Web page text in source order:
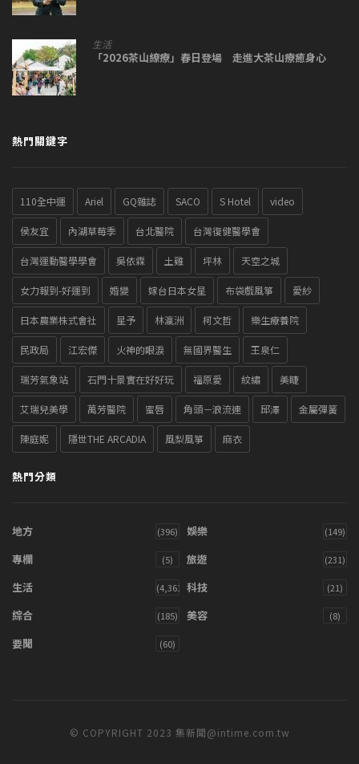
生活
「2026茶山繚療」春日登場 走進大茶山療癒身心
熱門關鍵字
110全中運 Ariel GQ雜誌 SACO S Hotel video
侯友宜 內湖草莓季 台北醫院 台灣復健醫學會
台灣運動醫學學會 吳依霖 土雞 坪林 天空之城
女力報到-好運到 婚變 嫁台日本女星 布袋戲風箏 愛紗
日本農業株式會社 星予 林瀛洲 柯文哲 樂生療養院
民政局 江宏傑 火神的眼淚 無國界醫生 王泉仁
瑞芳氣象站 石門十景實在好好玩 福原愛 紋繡 美睫
艾瑞兒美學 萬芳醫院 蜜唇 角頭－浪流連 邱澤 金屬彈簧
陳庭妮 隱世THE ARCADIA 風梨風箏 麻衣
熱門分類
地方 (396) 娛樂 (149)
專欄 (5) 旅遊 (231)
生活 (4,361) 科技 (21)
綜合 (185) 美容 (8)
要聞 (60)
© COPYRIGHT 2023 集新聞@intime.com.tw